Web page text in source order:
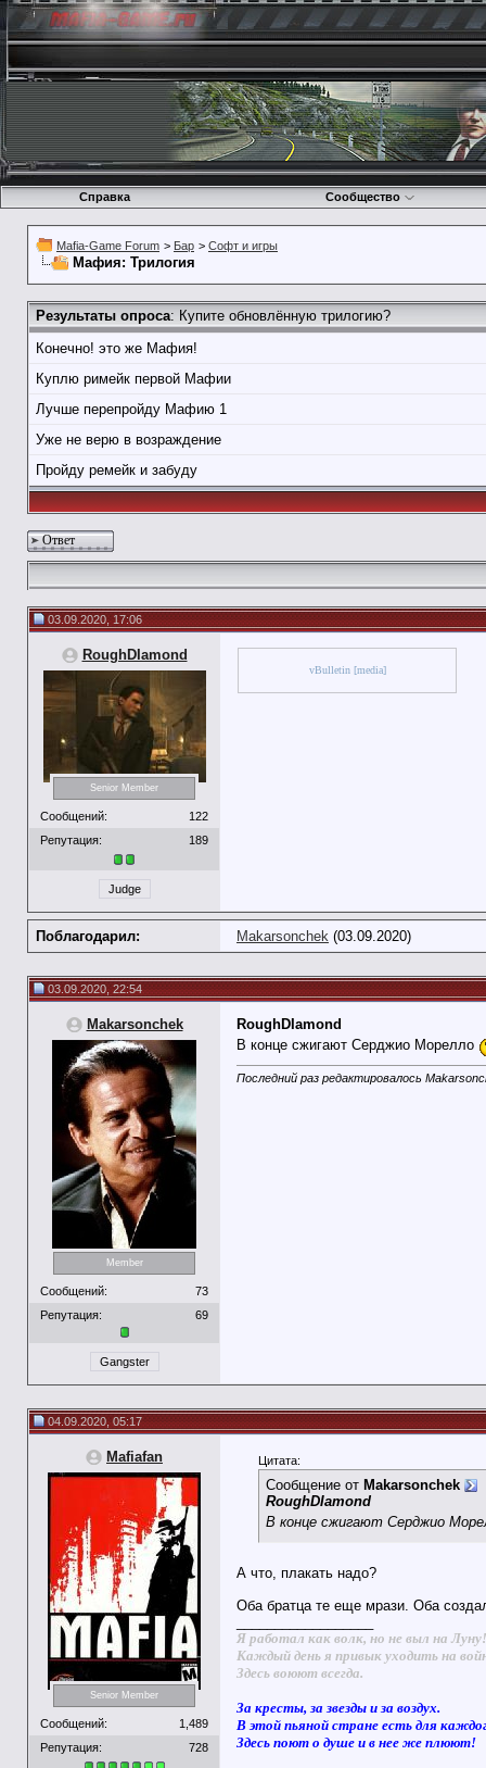
Справка Сообщество
Mafia-Game Forum > Бар > Софт и игры
Мафия: Трилогия
Результаты опроса: Купите обновлённую трилогию?
Конечно! это же Мафия!
Куплю римейк первой Мафии
Лучше перепройду Мафию 1
Уже не верю в возраждение
Пройду ремейк и забуду
Ответ
03.09.2020, 17:06
RoughDIamond
Senior Member
Сообщений:
122
Репутация:
189
Judge
vBulletin [media]
Поблагодарил: Makarsonchek (03.09.2020)
03.09.2020, 22:54
Makarsonchek
Member
Сообщений:
73
Репутация:
69
Gangster
RoughDIamond
В конце сжигают Серджио Морелло
Последний раз редактировалось
04.09.2020, 05:17
Mafiafan
Senior Member
Сообщений:
1,489
Репутация:
728
Цитата:
Сообщение от Makarsonchek
RoughDIamond
В конце сжигают Серджио
А что, плакать надо?
Оба братца те еще мрази. Оба
Я работал как волк, но не выл на Луну!
Каждый день я привык уходить на
Здесь воюют всегда.
За кресты, за звезды и за воздух.
В этой пьяной стране есть для
Здесь поют о душе и в нее же плюют!